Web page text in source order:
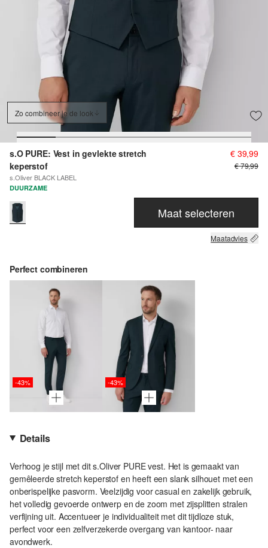
Zo combineer je de look
s.O PURE: Vest in gevlekte stretch
keperstof
s.Oliver BLACK LABEL
€ 39,99
€ 79,99
DUURZAME
Maat selecteren
Maatadvies
Perfect combineren
-43% -43%
Details
Verhoog je stijl met dit s.Oliver PURE vest. Het is gemaakt van
gemêleerde stretch keperstof en heeft een slank silhouet met een
onberispelijke pasvorm. Veelzijdig voor casual en zakelijk gebruik,
het volledig gevoerde ontwerp en de zoom met zijsplitten stralen
verfijning uit. Accentueer je individualiteit met dit tijdloze stuk,
perfect voor een zelfverzekerde overgang van kantoor- naar
avondwerk.